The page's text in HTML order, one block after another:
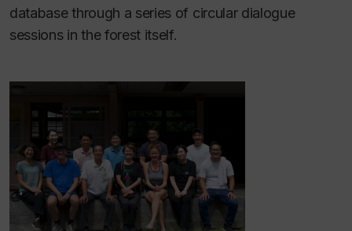
database through a series of circular dialogue
sessions in the forest itself.